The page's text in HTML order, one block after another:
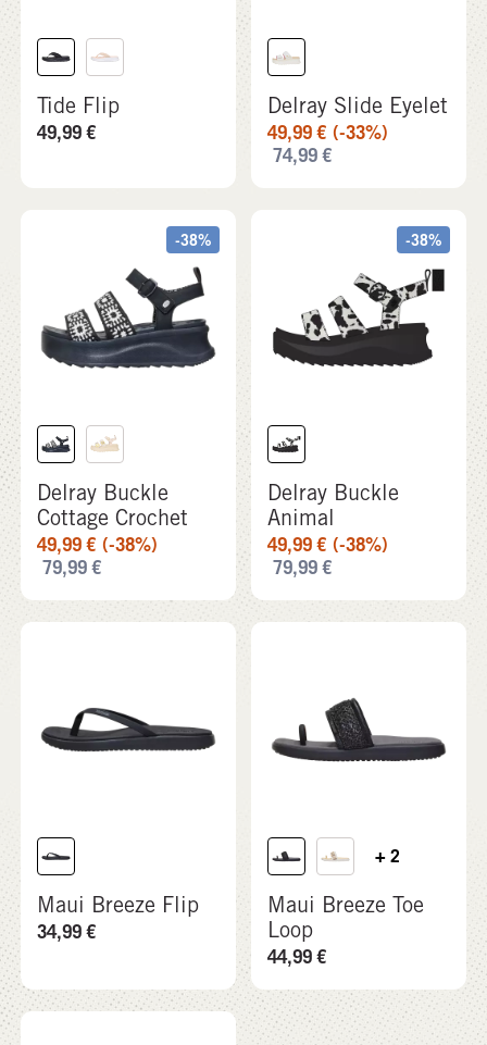
Tide Flip
49,99€
Delray Slide Eyelet
49,99€ (-33%)
74,99€
-38%
Delray Buckle
Cottage Crochet
49,99€ (-38%)
79,99€
-38%
Delray Buckle
Animal
49,99€ (-38%)
79,99€
Maui Breeze Flip
34,99€
+ 2
Maui Breeze Toe
Loop
44,99€